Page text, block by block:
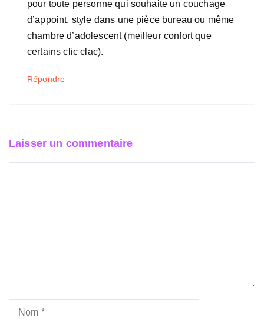
pour toute personne qui souhaite un couchage
d’appoint, style dans une pièce bureau ou même
chambre d’adolescent (meilleur confort que
certains clic clac).
Répondre
Laisser un commentaire
Nom